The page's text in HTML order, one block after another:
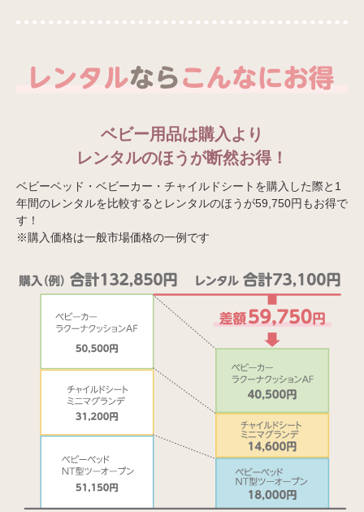
ベビー用品は購入より
レンタルのほうが断然お得！
ベビーベッド・ベビーカー・チャイルドシートを購入した際と1
年間のレンタルを比較するとレンタルのほうが59,750円もお得で
す！
※購入価格は一般市場価格の一例です